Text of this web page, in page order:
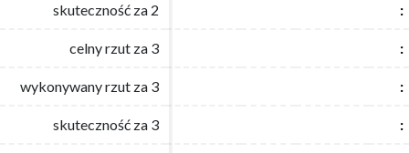
skuteczność za 2
celny rzut za 3
wykonywany rzut za 3
skuteczność za 3
skuteczność za 2 :
celny rzut za 3 :
wykonywany rzut za 3 :
skuteczność za 3 :